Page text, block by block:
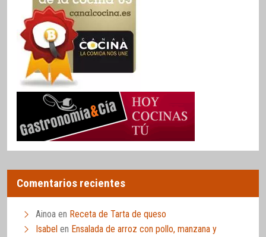
Comentarios recientes
Ainoa en Receta de Tarta de queso
Isabel en Ensalada de arroz con pollo, manzana y